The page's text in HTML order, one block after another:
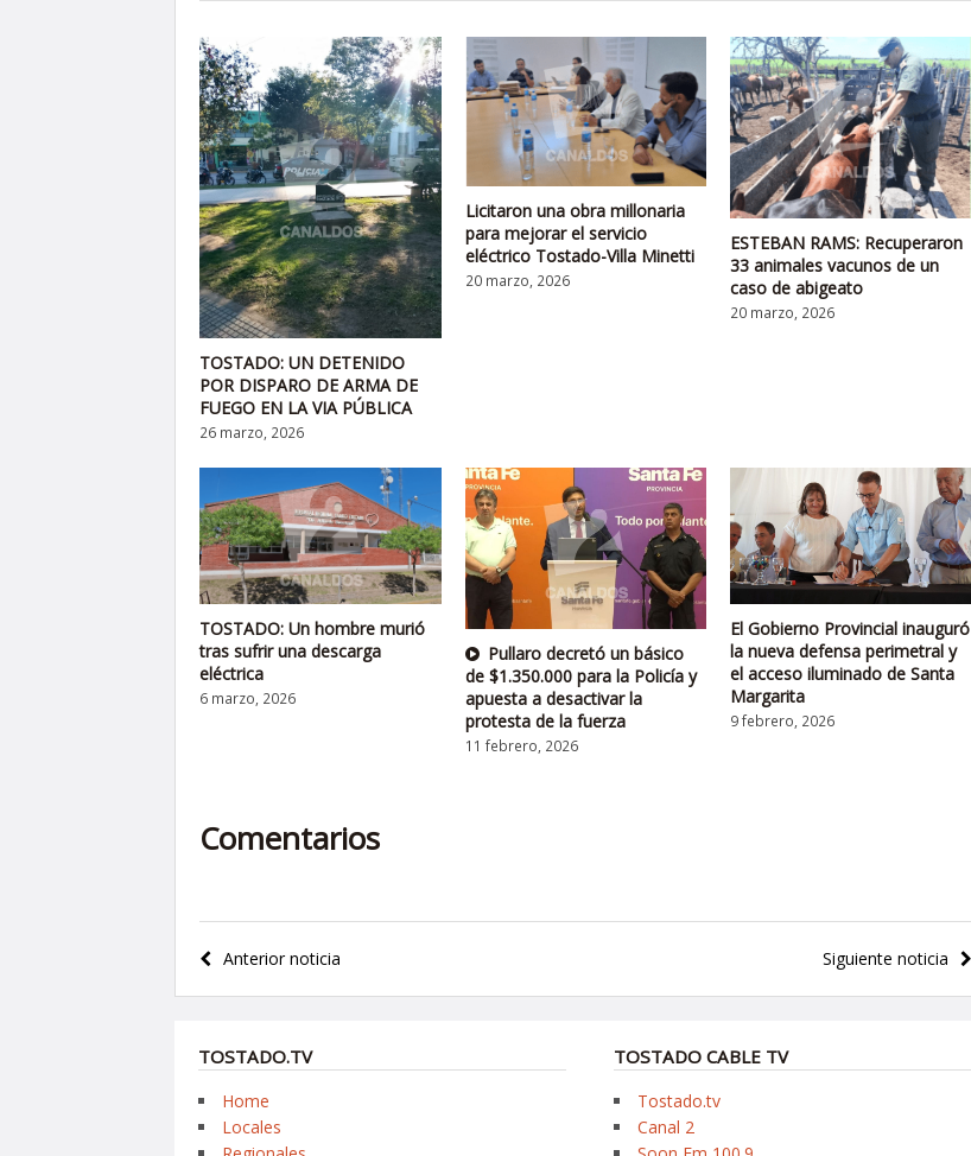
TOSTADO: UN DETENIDO
POR DISPARO DE ARMA DE
FUEGO EN LA VIA PÚBLICA
26 marzo, 2026
Licitaron una obra millonaria
para mejorar el servicio
eléctrico Tostado-Villa Minetti
20 marzo, 2026
ESTEBAN RAMS: Recuperaron
33 animales vacunos de un
caso de abigeato
20 marzo, 2026
TOSTADO: Un hombre murió
tras sufrir una descarga
eléctrica
6 marzo, 2026
Pullaro decretó un básico
de $1.350.000 para la Policía y
apuesta a desactivar la
protesta de la fuerza
11 febrero, 2026
El Gobierno Provincial inauguró
la nueva defensa perimetral y
el acceso iluminado de Santa
Margarita
9 febrero, 2026
Comentarios
Navegación
de
Siguiente noticia
Anterior noticia
TOSTADO.TV
Home
Locales
TOSTADO CABLE TV
Tostado.tv
Canal 2